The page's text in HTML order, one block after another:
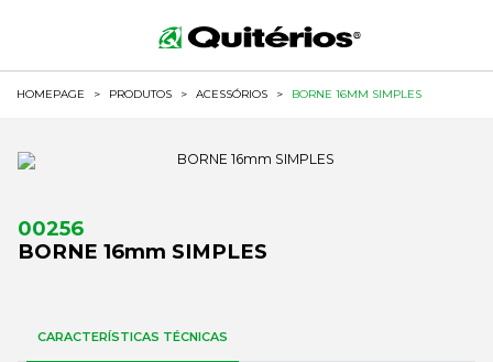
HOMEPAGE > PRODUTOS > ACESSÓRIOS > BORNE 16MM SIMPLES
00256
BORNE 16mm SIMPLES
CARACTERÍSTICAS TÉCNICAS